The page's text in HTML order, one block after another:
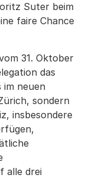
Suter beim
faire Chance
31. Oktober
das
im neuen
sondern
insbesondere
alle drei